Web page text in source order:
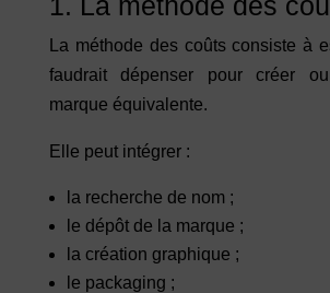
La méthode des coûts consiste à
faudrait dépenser pour créer
marque équivalente.
Elle peut intégrer :
la recherche de nom ;
le dépôt de la marque ;
la création graphique ;
le packaging ;